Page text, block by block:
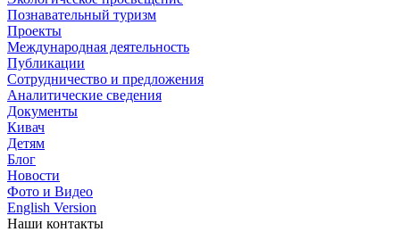
Познавательный туризм
Проекты
Международная деятельность
Публикации
Сотрудничество и предложения
Аналитические сведения
Документы
Кивач
Детям
Блог
Новости
Фото и Видео
English Version
Наши контакты